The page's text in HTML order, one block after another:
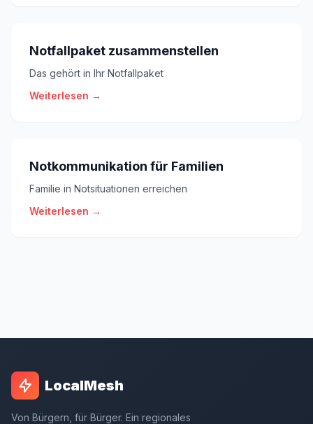
Notfallpaket zusammenstellen
Das gehört in Ihr Notfallpaket
Weiterlesen →
Notkommunikation für Familien
Familie in Notsituationen erreichen
Weiterlesen →
LocalMesh
Von Bürgern, für Bürger. Ein regionales